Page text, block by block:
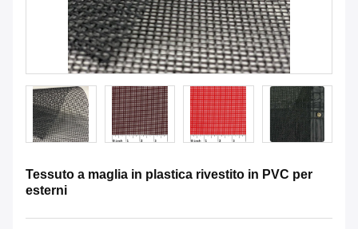
Tessuto a maglia in plastica rivestito in PVC per
esterni